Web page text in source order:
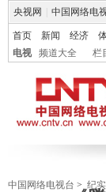
央视网 中国网络电
首页 新闻 经济
电视
频道大全 栏
中国网络电视台 > 纪